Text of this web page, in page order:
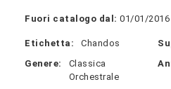
Fuori catalogo dal: 01/01/2016
Etichetta: Chandos
Genere:
Classica
Orchestrale